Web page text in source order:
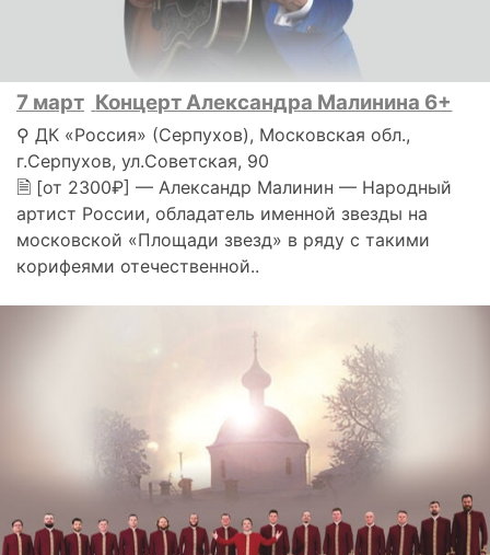
7 март Концерт Александра Малинина 6+
⚲ ДК «Россия» (Серпухов), Московская обл.,
г.Серпухов, ул.Советская, 90
🗎 [от 2300₽] — Александр Малинин — Народный
артист России, обладатель именной звезды на
московской «Площади звезд» в ряду с такими
корифеями отечественной..